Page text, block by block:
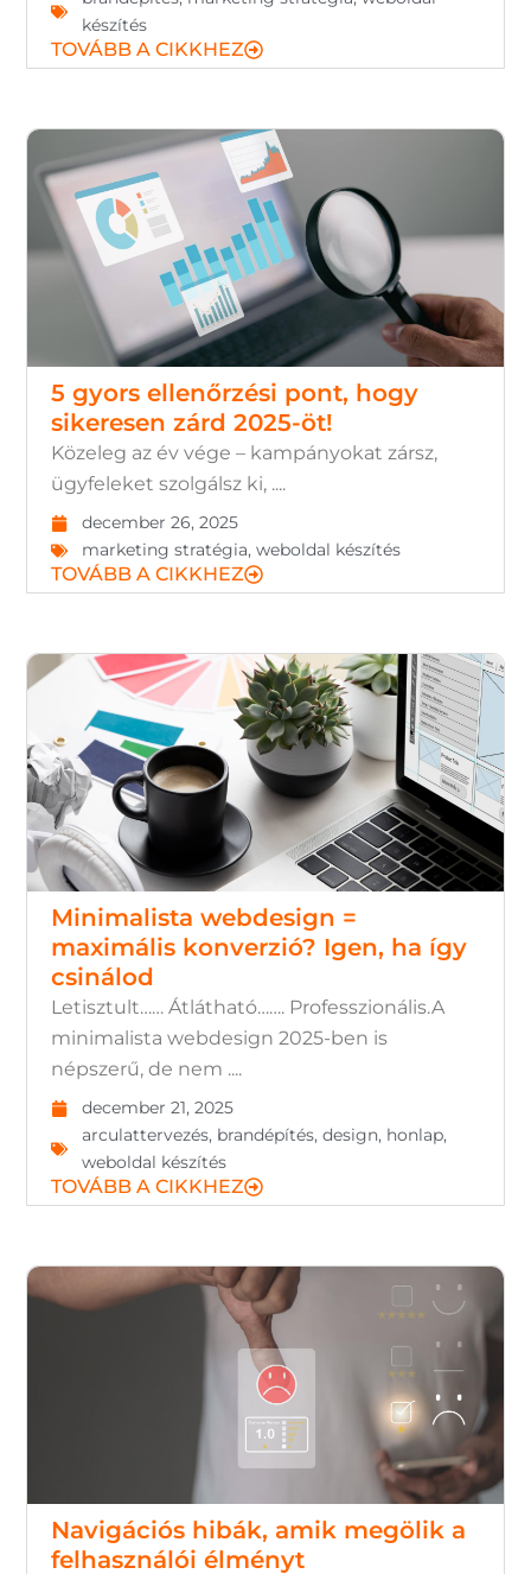
készítés
TOVÁBB A CIKKHEZ
5 gyors ellenőrzési pont, hogy
sikeresen zárd 2025-öt!
Közeleg az év vége – kampányokat zársz,
ügyfeleket szolgálsz ki, ....
december 26, 2025
marketing stratégia,weboldal készítés
TOVÁBB A CIKKHEZ
Minimalista webdesign =
maximális konverzió? Igen, ha így
csinálod
Letisztult…… Átlátható……. Professzionális.A
minimalista webdesign 2025-ben is
népszerű, de nem ....
december 21, 2025
arculattervezés, brandépítés,design, honlap,
weboldal készítés
TOVÁBB A CIKKHEZ
Navigációs hibák, amik megölik a
felhasználói élményt